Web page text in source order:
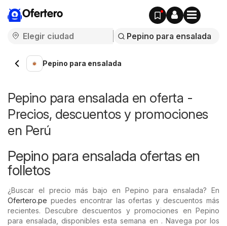
Ofertero
Pepino para ensalada
Pepino para ensalada en oferta -
Precios, descuentos y promociones
en Perú
Pepino para ensalada ofertas en
folletos
¿Buscar el precio más bajo en Pepino para ensalada? En
Ofertero.pe puedes encontrar las ofertas y descuentos más
recientes. Descubre descuentos y promociones en Pepino
para ensalada, disponibles esta semana en . Navega por los